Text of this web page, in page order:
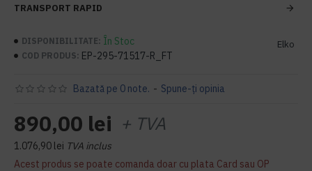
TRANSPORT RAPID
DISPONIBILITATE: În Stoc
COD PRODUS: EP-295-71517-R_FT
Elko
Bazată pe 0 note. - Spune-ţi opinia
890,00 lei + TVA
1.076,90 lei TVA inclus
Acest produs se poate comanda doar cu plata Card sau OP